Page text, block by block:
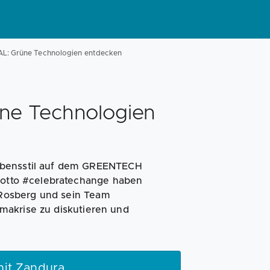
Grüne Technologien entdecken
Technologien
auf dem GREENTECH
#celebratechange haben
und sein Team
zu diskutieren und